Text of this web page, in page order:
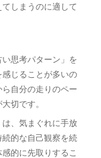
しまうのに適して
思考パターン」を
じることが多いの
自分の走りのペー
切です。
、気まぐれに手放
的な自己観察を続
的に先取りするこ